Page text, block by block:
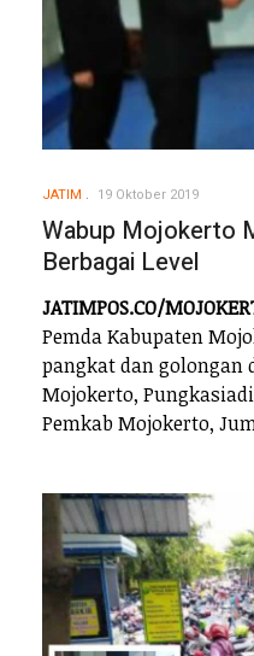
JATIM 19 Oktober 2019
Wabup Mojokerto
Berbagai Level
JATIMPOS.CO/
Pemda Kabupaten
pangkat dan
Mojokerto,
Pemkab Mojokerto,